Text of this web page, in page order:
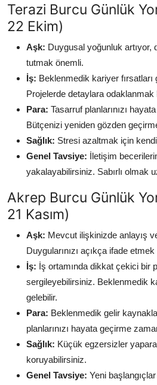
Terazi Burcu Günlük
22 Ekim)
Aşk: Duygusal yoğunluk artıyor,
tutmak önemli.
İş: Beklenmedik kariyer fırsatları
Projelerde detaylara odaklanmak
Para: Tasarruf planlarınızı
Bütçenizi yeniden gözden
Sağlık: Stresi azaltmak için
Genel Tavsiye: İletişim
yakalayabilirsiniz. Sabırlı olmak
Akrep Burcu Günlük
21 Kasım)
Aşk: Mevcut ilişkinizde anlayış
Duygularınızı açıkça ifade
İş: İş ortamında dikkat çekici bir
sergileyebilirsiniz. Beklenmedik
gelebilir.
Para: Beklenmedik gelir
planlarınızı hayata geçirme
Sağlık: Küçük egzersizler
koruyabilirsiniz.
Genel Tavsiye: Yeni